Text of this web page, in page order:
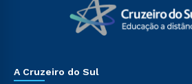
A Cruzeiro do Sul